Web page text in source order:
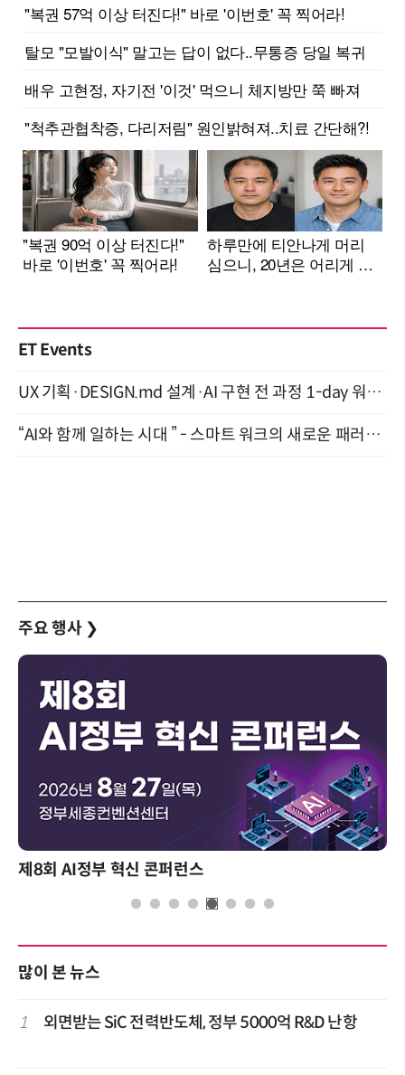
ET Events
UX 기획·DESIGN.md 설계·AI 구현 전 과정 1-day 워크숍 with Claude Code·Codex 9월 15일 개최
“AI와 함께 일하는 시대 ” - 스마트 워크의 새로운 패러다임 (9/11)
주요 행사 ❯
제8회 AI정부 혁신 콘퍼런스
많이 본 뉴스
1 외면받는 SiC 전력반도체, 정부 5000억 R&D 난항